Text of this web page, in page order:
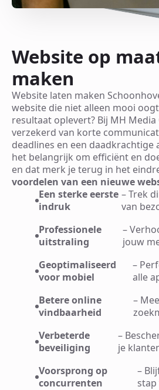
Website op
maken
Website laten maken
website die niet alleen mooi
resultaat oplevert? Bij MH
verzekerd van korte
deadlines en een daadkrachtige
het belangrijk om efficiënt en
en dat merk je terug in het
voordelen van een nieuwe
Een sterke eerste
indruk
– Trek
van
Professionele
uitstraling
–
jouw
Geoptimaliseerd
voor mobiel
–
alle
Betere online
vindbaarheid
–
Verbeterde
beveiliging
–
je
Voorsprong op
concurrenten
–